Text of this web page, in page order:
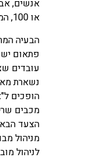
או 100, המודל הזה קורס.
הבעיה
פתאום יש
עובדים
נשארת
הופכים
מכבים
הצעד
מניהול
לניהול